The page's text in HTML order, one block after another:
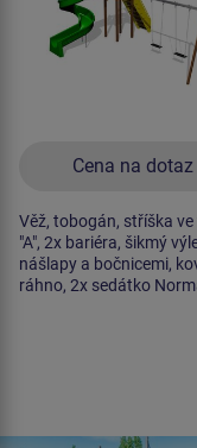
Cena na dotaz
Věž, tobogán, stříška
"A", 2x bariéra, šikmý
nášlapy a bočnicemi,
ráhno, 2x sedátko